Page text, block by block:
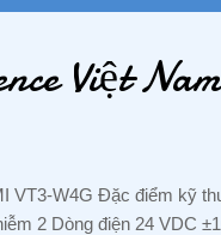
#Omron #Hitachi
Việt Nam
VT3-W4G Đặc điểm kỹ
2 Dòng điện 24 VDC